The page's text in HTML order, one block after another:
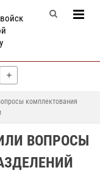
комплектования
ВОПРОСЫ